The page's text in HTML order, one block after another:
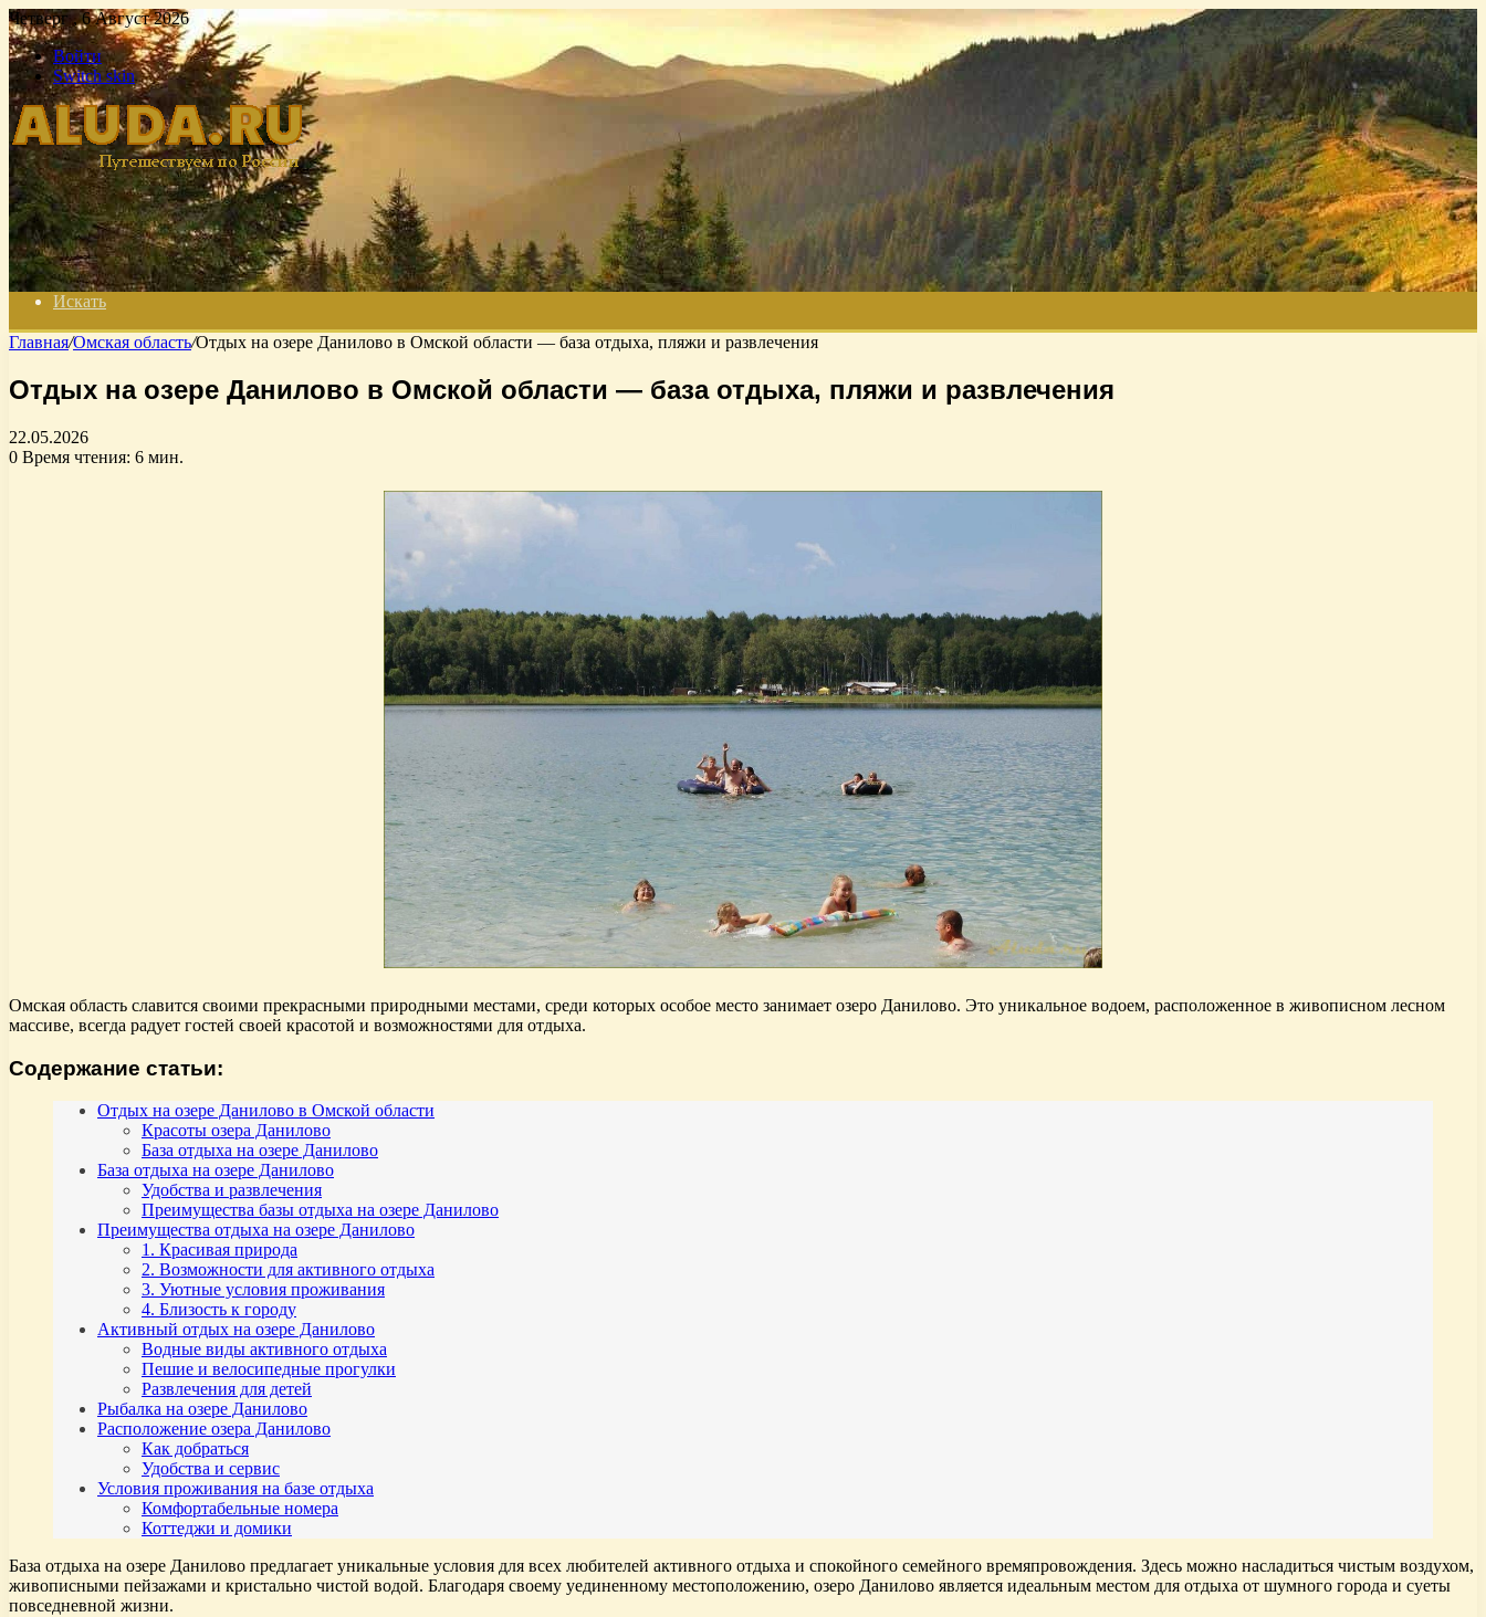
Четверг , 6 Август 2026
Войти
Switch skin
Искать
Главная/Омская область/Отдых на озере Данилово в Омской области — база отдыха, пляжи и развлечения
Отдых на озере Данилово в Омской области — база отдыха, пляжи и развлечения
22.05.2026
0 Время чтения: 6 мин.
Омская область славится своими прекрасными природными местами, среди которых особое место занимает озеро Данилово. Это уникальное водоем, расположенное в живописном лесном
массиве, всегда радует гостей своей красотой и возможностями для отдыха.
Содержание статьи:
Отдых на озере Данилово в Омской области
Красоты озера Данилово
База отдыха на озере Данилово
База отдыха на озере Данилово
Удобства и развлечения
Преимущества базы отдыха на озере Данилово
Преимущества отдыха на озере Данилово
1. Красивая природа
2. Возможности для активного отдыха
3. Уютные условия проживания
4. Близость к городу
Активный отдых на озере Данилово
Водные виды активного отдыха
Пешие и велосипедные прогулки
Развлечения для детей
Рыбалка на озере Данилово
Расположение озера Данилово
Как добраться
Удобства и сервис
Условия проживания на базе отдыха
Комфортабельные номера
Коттеджи и домики
База отдыха на озере Данилово предлагает уникальные условия для всех любителей активного отдыха и спокойного семейного времяпровождения. Здесь можно насладиться чистым воздухом,
живописными пейзажами и кристально чистой водой. Благодаря своему уединенному местоположению, озеро Данилово является идеальным местом для отдыха от шумного города и суеты
повседневной жизни.